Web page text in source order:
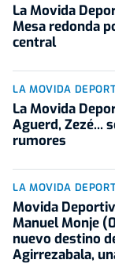
La Movida
Mesa redonda
central
LA MOVIDA
La Movida
Aguerd, Zezé...
rumores
LA MOVIDA
Movida
Manuel Monje
nuevo destino
Agirrezabala,